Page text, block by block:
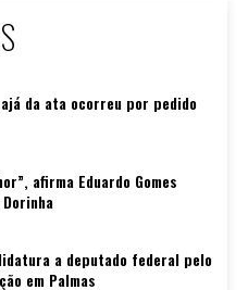
da ata ocorreu por pedido
afirma Eduardo Gomes
a deputado federal pelo
em Palmas